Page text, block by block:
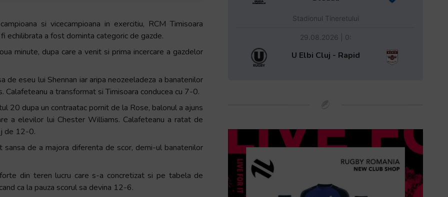
si vicecampioana in exercitiu, RCM Timisoara
echilibrata a fost dominta categoric de gazde.
minute, dupa care a venit si prima incercare a gazdelor
eseu lui Shennan iar aripa neozeeladeza a banatenilor
a transformat si Timisoara conducea cu 7-0.
20 dupa un contraatac pornit de la Rose, balonul a ajuns
a elevilor lui Chester Williams. Calafeteanu a ratat de
de 12-0.
de a majora diferenta de scor, demi-ul banatenilor
din teren lucru care s-a concretizat si pe tabela de
ca la pauza scorul sa devina 12-6.
Stadionul Tineretului
29.08.2026 | 0:
U Elbi Cluj - Rapid